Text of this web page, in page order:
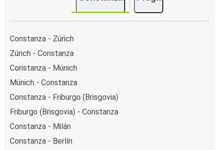
Constanza - Zúrich
Zúrich - Constanza
Constanza - Múnich
Múnich - Constanza
Constanza - Friburgo (Brisgovia)
Friburgo (Brisgovia) - Constanza
Constanza - Milán
Constanza - Berlín